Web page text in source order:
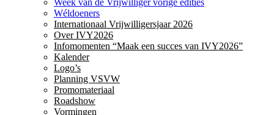
Week van de Vrijwilliger vorige edities
Wéldoeners
Internationaal Vrijwilligersjaar 2026
Over IVY2026
Infomomenten “Maak een succes van IVY2026”
Kalender
Logo’s
Planning VSVW
Promomateriaal
Roadshow
Vormingen